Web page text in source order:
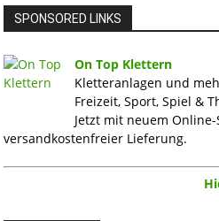
SPONSORED LINKS
On Top Klettern
Kletteranlagen und
Freizeit, Sport, Spiel &
Jetzt mit neuem
versandkostenfreier Lieferung.